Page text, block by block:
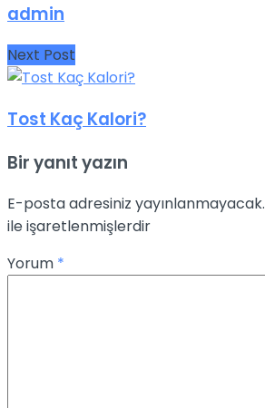
admin
Next Post
Tost Kaç Kalori?
Bir yanıt yazın
E-posta adresiniz yayınlanmayacak.
ile işaretlenmişlerdir
Yorum *